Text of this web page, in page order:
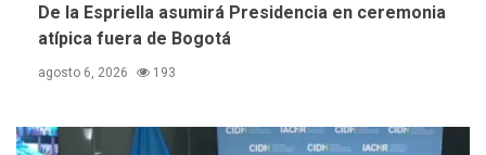
De la Espriella asumirá Presidencia en ceremonia
atípica fuera de Bogotá
agosto 6, 2026 193